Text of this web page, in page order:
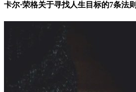
卡尔·荣格关于寻找人生目标的7条法